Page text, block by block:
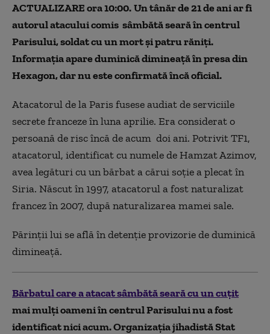
ACTUALIZARE ora 10:00.Un tânăr de 21 de ani ar fi
autorul atacului comis sâmbătă seară în centrul
Parisului, soldat cu un mort şi patru răniţi.
Informaţia apare duminică dimineaţă în presa din
Hexagon, dar nu este confirmată încă oficial.
Atacatorul de la Paris fusese audiat de serviciile
secrete franceze în luna aprilie. Era considerat o
persoană de risc încă de acum doi ani. Potrivit TF1,
atacatorul, identificat cu numele de Hamzat Azimov,
avea legături cu un bărbat a cărui soţie a plecat în
Siria. Născut în 1997, atacatorul a fost naturalizat
francez în 2007, după naturalizarea mamei sale.
Părinţii lui se află în detenţie provizorie de duminică
dimineaţă.
Bărbatul care a atacat sâmbătă seară cu un cuţit
mai mulţi oameni în centrul Parisului nu a fost
identificat nici acum. Organizaţia jihadistă Stat